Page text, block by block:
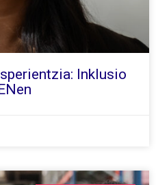
Inklusio